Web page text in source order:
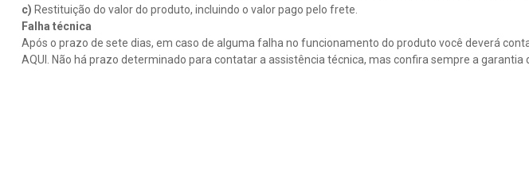
c) Restituição do valor do produto, incluindo o valor pago pelo frete.
Falha técnica
Após o prazo de sete dias, em caso de alguma falha no funcionamento do produto você deverá
AQUI. Não há prazo determinado para contatar a assistência técnica, mas confira sempre a garantia